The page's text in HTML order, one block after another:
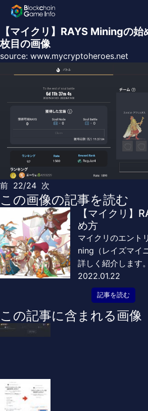
【マイクリ】RAYS Miningの
枚目の画像
source: www.mycryptoheroes.net
前 22/24 次
この画像の記事を読む
【マイクリ】
め方
マイクリのエント
ning（レイズマイ
詳しく紹介します。
2022.01.22
記事を読む
この記事に含まれる画像